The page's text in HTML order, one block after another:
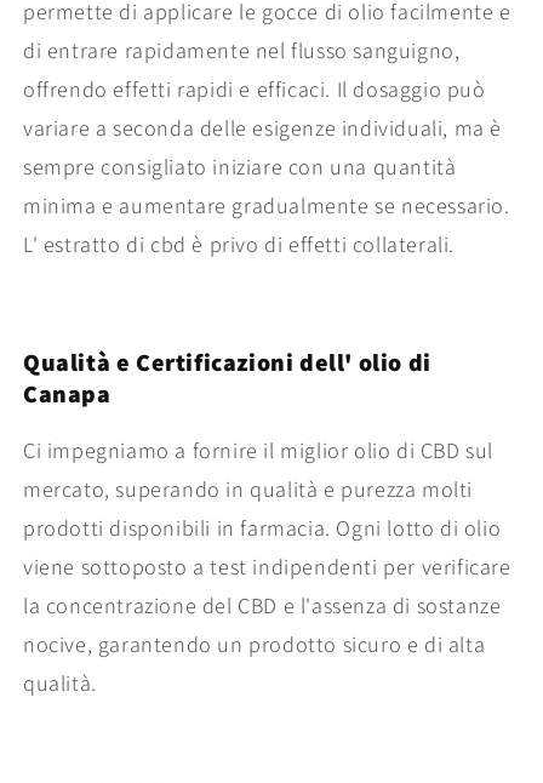
permette di applicare le gocce di olio facilmente e
di entrare rapidamente nel flusso sanguigno,
offrendo effetti rapidi e efficaci. Il dosaggio può
variare a seconda delle esigenze individuali, ma è
sempre consigliato iniziare con una quantità
minima e aumentare gradualmente se necessario.
L' estratto di cbd è privo di effetti collaterali.
Qualità e Certificazioni dell' olio di
Canapa
Ci impegniamo a fornire il miglior olio di CBD sul
mercato, superando in qualità e purezza molti
prodotti disponibili in farmacia. Ogni lotto di olio
viene sottoposto a test indipendenti per verificare
la concentrazione del CBD e l'assenza di sostanze
nocive, garantendo un prodotto sicuro e di alta
qualità.